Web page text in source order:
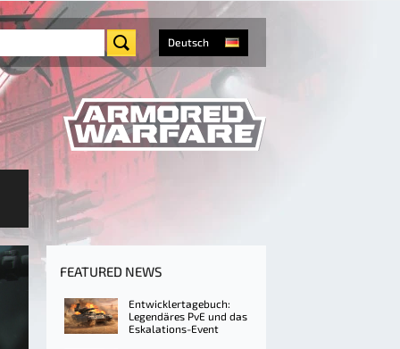
Deutsch
FEATURED NEWS
Entwicklertagebuch:
Legendäres PvE und das
Eskalations-Event